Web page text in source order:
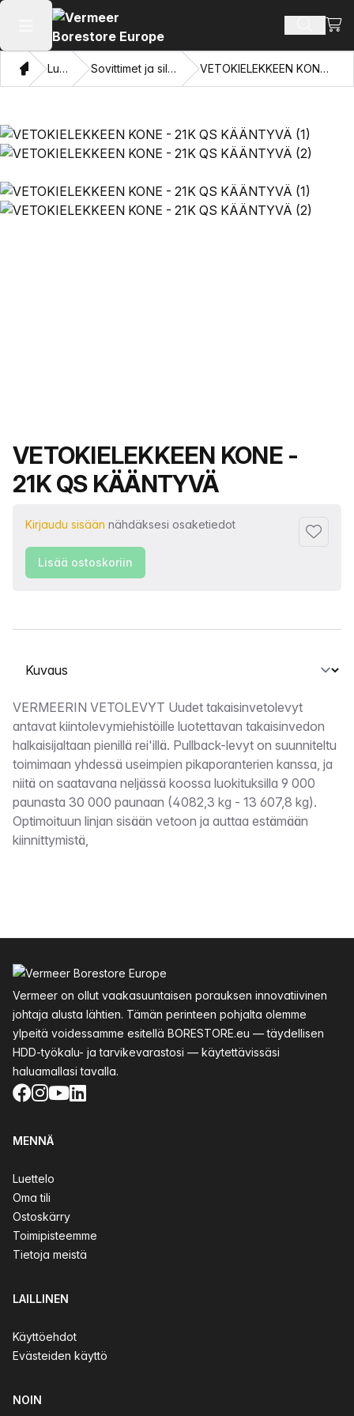
Avaa päävalikko Hae
Koti Luettelo Sovittimet ja silmien vetäminen VETOKIELEKKEEN KONE - 21K QS KÄÄNTYVÄ
Tuotteen nimi
VETOKIELEKKEEN KONE -
21K QS KÄÄNTYVÄ
Kirjaudu sisään nähdäksesi osaketiedot
Lisää
Lisää ostoskoriin
Valitse välilehti
Kuvaus
VERMEERIN VETOLEVYT Uudet takaisinvetolevyt
antavat kiintolevymiehistöille luotettavan takaisinvedon
halkaisijaltaan pienillä rei'illä. Pullback-levyt on suunniteltu
toimimaan yhdessä useimpien pikaporanterien kanssa, ja
niitä on saatavana neljässä koossa luokituksilla 9 000
paunasta 30 000 paunaan (4082,3 kg - 13 607,8 kg).
Optimoituun linjan sisään vetoon ja auttaa estämään
kiinnittymistä,
Vermeer on ollut vaakasuuntaisen porauksen innovatiivinen
johtaja alusta lähtien. Tämän perinteen pohjalta olemme
ylpeitä voidessamme esitellä BORESTORE.eu — täydellisen
HDD-työkalu- ja tarvikevarastosi — käytettävissäsi
haluamallasi tavalla.
Facebook
Instagram
YouTube
LinkedIn
MENNÄ
Luettelo
Oma tili
Ostoskärry
Toimipisteemme
Tietoja meistä
LAILLINEN
Käyttöehdot
Evästeiden käyttö
NOIN